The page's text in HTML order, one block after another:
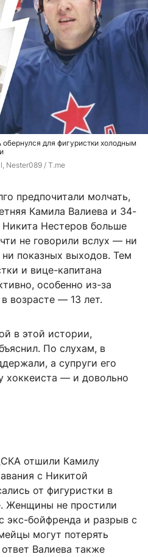
для фигуристки холодным
Nester089 / T.me
предпочитали молчать,
Камила Валиева и 34-
Нестеров больше
не говорили вслух — ни
показных выходов. Тем
и вице-капитана
особенно из-за
возрасте — 13 лет.
в этой истории,
По слухам, в
а супруги его
хоккеиста — и довольно
отшили Камилу
с Никитой
от фигуристки в
Женщины не простили
экс-бойфренда и разрыв с
могут потерять
Валиева также